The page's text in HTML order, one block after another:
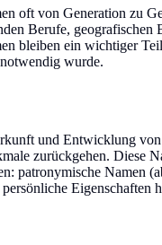
oft von Generation zu
Berufe, geografischen
bleiben ein wichtiger
wurde.
und Entwicklung
zurückgehen. Diese
patronymische Namen
Eigenschaften